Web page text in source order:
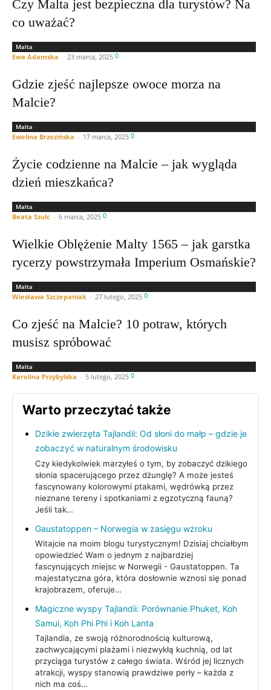
Czy Malta jest bezpieczna dla turystów? Na
co uważać?
Malta
Ewa Adamska - 23 marca, 2025 0
Gdzie zjeść najlepsze owoce morza na
Malcie?
Malta
Ewelina Brzezińska - 17 marca, 2025 0
Życie codzienne na Malcie – jak wygląda
dzień mieszkańca?
Malta
Beata Szulc - 6 marca, 2025 0
Wielkie Oblężenie Malty 1565 – jak garstka
rycerzy powstrzymała Imperium Osmańskie?
Malta
Wiesława Szczepaniak - 27 lutego, 2025 0
Co zjeść na Malcie? 10 potraw, których
musisz spróbować
Malta
Karolina Przybylska - 5 lutego, 2025 0
Warto przeczytać także
Dzikie zwierzęta Tajlandii: Od słoni do małp – gdzie je
zobaczyć w naturalnym środowisku
Czy kiedykolwiek marzyłeś o tym, by zobaczyć dzikiego
słonia spacerującego przez dżunglę? A może jesteś
fascynowany kolorowymi ptakami, wędrówką przez
nieznane tereny i spotkaniami z egzotyczną fauną?
Jeśli tak…
Gaustatoppen – Norwegia w zasięgu wzroku
Witajcie na moim blogu turystycznym! Dzisiaj chciałbym
opowiedzieć Wam o jednym z najbardziej
fascynujących miejsc w Norwegii - Gaustatoppen. Ta
majestatyczna góra, która dosłownie wznosi się ponad
krajobrazem, oferuje…
Magiczne wyspy Tajlandii: Porównanie Phuket, Koh
Samui, Koh Phi Phi i Koh Lanta
Tajlandia, ze swoją różnorodnością kulturową,
zachwycającymi plażami i niezwykłą kuchnią, od lat
przyciąga turystów z całego świata. Wśród jej licznych
atrakcji, wyspy stanowią prawdziwe perły – każda z
nich ma coś…